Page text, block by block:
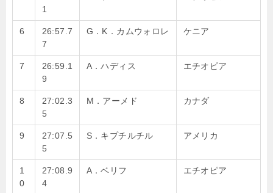
1
6
26:57.7
7
G．K．カムウォロレ ケニア
7
26:59.1
9
A．ハディス エチオピア
8
27:02.3
5
M．アーメド カナダ
9
27:07.5
5
S．キプチルチル アメリカ
1
0
27:08.9
4
A．ベリフ エチオピア